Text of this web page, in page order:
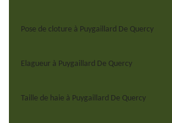
Pose de cloture à Puygaillard De Quercy
Elagueur à Puygaillard De Quercy
Taille de haie à Puygaillard De Quercy